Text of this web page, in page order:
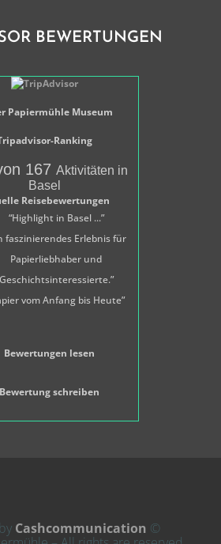
BEWERTUNGEN
Papiermühle Museum
Ranking
167 Aktivitäten in
Basel
Reisebewertungen
“Highlight in Basel ...”
faszinierendes Erlebnis für
Papierliebhaber und
Geschichtsinteressierte.”
vom Anfang bis Heute”
Bewertungen lesen
Bewertung schreiben
Cashcommunication ©